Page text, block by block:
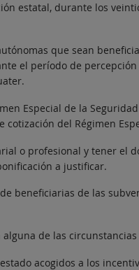
estatal, durante los
que sean
el período de
Especial de la
del Régimen
o profesional y tener el
a justificar.
beneficiarias de las
de las
acogidos a los